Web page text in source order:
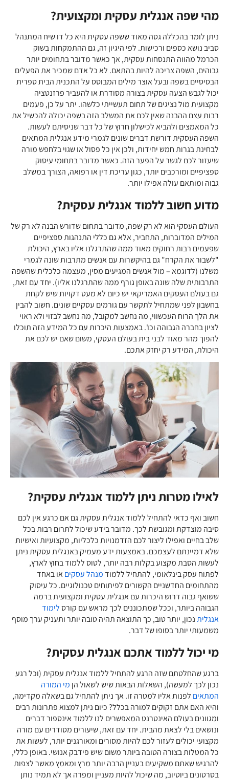
מהי שפה אנגלית עסקית ומקצועית?
ניתן לומר בהכללה גסה מאוד ששפה עסקית היא כל דו שיח המתנהל
סביב נושא כספים ורכישות. לפי היגיון זה, גם ההתמקחות בשוק
הכרמל מהווה התנסחות עסקית, אך כאשר מדובר בתחומים יותר
גבוהים, השפה צריכה להיות בהתאם. לא כל אדם שמכיר את הפעלים
הבסיסיים בשפה ובעל אוצר מילים המבוסס על התכנית הבית ספרית
יכול לגבש הצעה עסקית בצורה מסודרת או להעביר פרזנטציה
מקצועית מול נציגים של תחום תעשייתי כלשהו. יתר על כן, פעמים
רבות עצם ההבנה שאין לכם את המשלב הזה בשפה יכולה להכשיל את
כל המאמצים ולהביא לכישלון חרוץ של כל דבר שניסיתם לעשות.
השפה העסקית דורשת דברים שונים לגמרי מידע אנגלית המתאים
לבחינת בגרות חמש יחידות, ולכן אין כל פסול או שגוי בלחפש מורה
שיעזור לכם לגשר על הפער הזה. כאשר מדובר בתחומי עיסוק
ספציפיים ומורכבים יותר, כגון עריכת דין או רפואה, הצורך במשלב
גבוה ומותאם עולה אפילו יותר.
מדוע חשוב ללמוד אנגלית עסקית?
העולם העסקי הוא לא רק שפה, מדובר בתחום שדורש הבנה לא רק של
המילים המדוברות, התחביר, אלא גם כללי התנהגות ספציפיים
שפעמים רבות רחוקים מאוד ממה שהתרגלנו אליו בארץ, היכולת
"לשבור את הקרח" גם בהיקשרות עם אנשים מתרבות שונה לגמרי
משלנו (לדוגמא – מול אנשים המגיעים מסין, מעצמה כלכלית שהשפה
התרבותית שלה שונה באופן גורף ממה שהתרגלנו אליו). יחד עם זאת,
גם בעולם העסקים האמריקאי יש כיום לא מעט דקויות שיש לקחת
בחשבון לפני שמתחיל לתקשר עם גורמים עסקיים שונים. חשוב להבין
את הלך הרוח העכשווי, מה נחשב למקובל, מה נחשב לבזוי ולא ראוי
לציון בחברה הגבוהה וכו'. באמצעות היכרות עם כל המידע הזה תוכלו
להפוך מהר מאוד לבני בית בעולם העסקי, משום שאם יש לכם את
היכולת, המידע רק יחזק אתכם.
לאילו מטרות ניתן ללמוד אנגלית עסקית?
חשוב ואף כדאי להתחיל ללמוד אנגלית עסקית גם אם כרגע אין לכם
סיבה מוצדקת ומגובשת לכך. מדובר בידע שיכול לתרום רבות בכל
שלב בחיים ואפילו ליצור לכם הזדמנויות כלכליות, מקצועיות ואישיות
שלא דמיינתם לעצמכם. באמצעות ידע מעמיק באנגלית עסקית ניתן
לעשות הסבת מקצוע בקלות רבה יותר, לטוס ללמוד בחוץ לארץ,
לפתוח עסק בינלאומי, להתחיל ללמודמנהל עסקיםאו באחד
מהתחומים החדשניים הקשורים לפיתוחים טכנולוגיים. כל עיסוק
ששואף גבוה דרוש היכרות עם אנגלית עסקית ומקצועית ברמה
הגבוהה ביותר, וככל שמתכוננים לכך מראש עם קורסלימוד
אנגליתנכון, יותר טוב, כך התוצאה תהיה טובה יותר ותעניק ערך מוסף
משמעותי יותר בסופו של דבר.
מי יכול ללמוד אתכם אנגלית עסקית?
ברגע שהחלטתם שזה הרגע להתחיל ללמוד אנגלית עסקית (וכל רגע
נכון לכך למעשה), השאלות הבאות שיש לשאול הן מי המורה
המתאים לפנות אליו למטרה זו. אך ניתן להתחיל גם בשאלה מקדימה,
והיא האם אתם זקוקים למורה בכלל? כיום ניתן למצוא פתרונות רבים
ומגוונים בעולם האינטרנט המאפשרים לנו ללמוד אינספור דברים
ונושאים בלי לצאת מהבית. יחד עם זאת, שיעורים מסודרים עם מורה
מקצועי יכולים לעזור לכם להיות מסורים ומאורגנים יותר, לעשות את
כל המטלות בצורה הטובה ביותר משום שיש פידבק אנושי. באופן כללי,
להרגיש שאתם משקיעים בעניין הרבה יותר מרץ ומאמץ מאשר לצפות
בסרטונים ביוטיוב, מה שיכול להיות מעניין ומפרה אך לא תמיד נותן